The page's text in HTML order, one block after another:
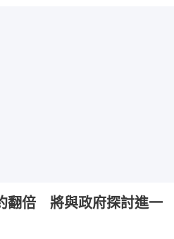
翻倍 將與政府探討進一